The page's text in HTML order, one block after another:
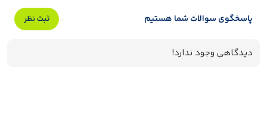
پاسخگوی سوالات شما هستیم ثبت نظر
دیدگاهی وجود ندارد!